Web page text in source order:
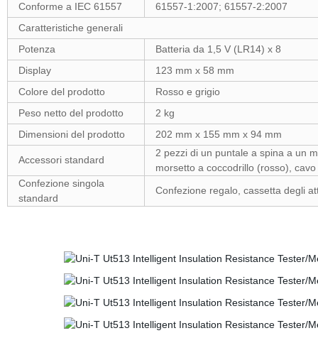
Conforme a IEC 61557
61557-1:2007; 61557-2:2007
Caratteristiche generali
Potenza
Batteria da 1,5 V (LR14) x 8
Display
123 mm x 58 mm
Colore del prodotto
Rosso e grigio
Peso netto del prodotto
2 kg
Dimensioni del prodotto
202 mm x 155 mm x 94 mm
Accessori standard
2 pezzi di un puntale a spina a un
morsetto a coccodrillo (rosso),
Confezione singola
standard
Confezione regalo, cassetta degli